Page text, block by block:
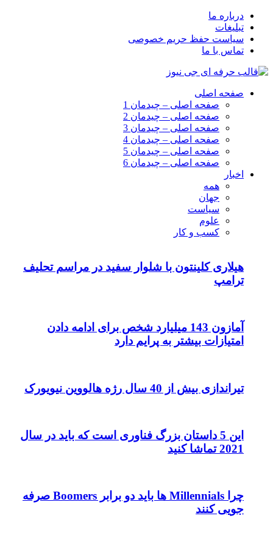
درباره ما
تبلیغات
سیاست حفظ حریم خصوصی
تماس با ما
صفحه اصلی
صفحه اصلی – چیدمان 1
صفحه اصلی – چیدمان 2
صفحه اصلی – چیدمان 3
صفحه اصلی – چیدمان 4
صفحه اصلی – چیدمان 5
صفحه اصلی – چیدمان 6
اخبار
همه
جهان
سیاست
علوم
کسب و کار
هیلاری کلینتون با شلوار سفید در مراسم تحلیف
ترامپ
آمازون 143 میلیارد شخص برای ادامه دادن
امتیازات بیشتر به پرایم دارد
تیراندازی بیش از 40 سال رژه هالووین نیویورک
این 5 داستان بزرگ فناوری است که باید در سال
2021 تماشا کنید
چرا Millennials ها باید دو برابر Boomers صرفه
جویی کنند